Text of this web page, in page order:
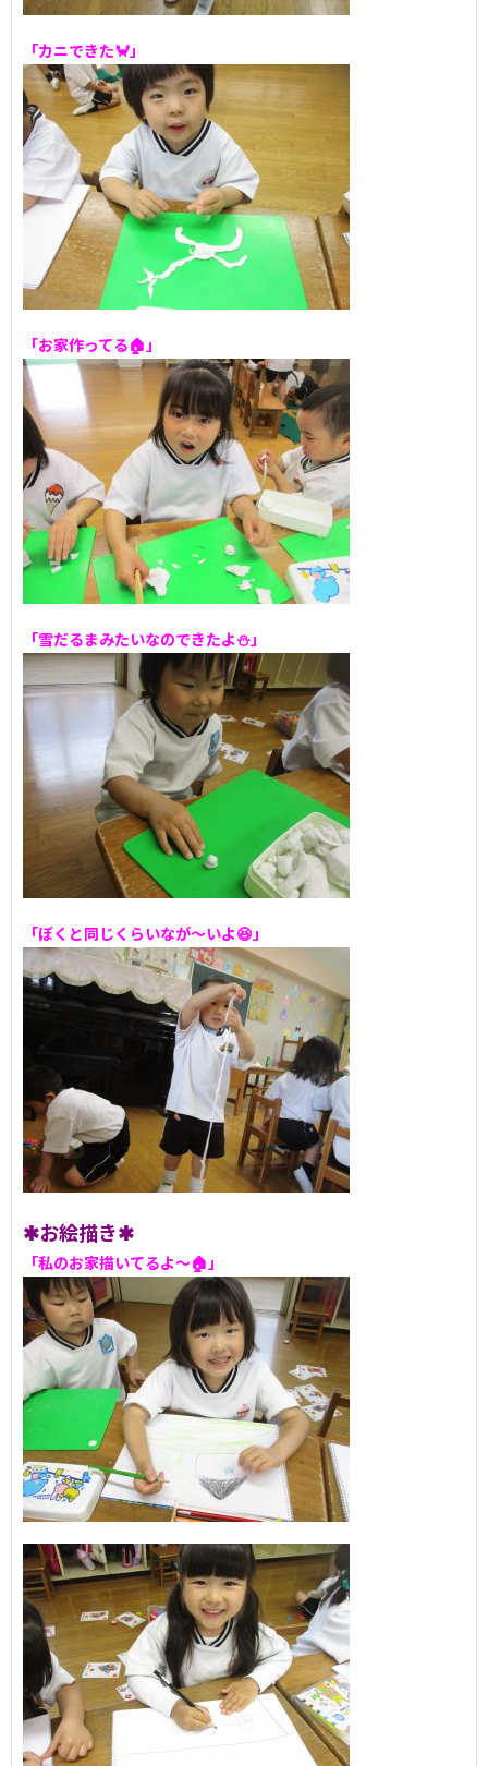
「カニできた🦀」
「お家作ってる🏠」
「雪だるまみたいなのできたよ⛄」
「ぼくと同じくらいなが～いよ😆」
✱お絵描き✱
「私のお家描いてるよ～🏠」